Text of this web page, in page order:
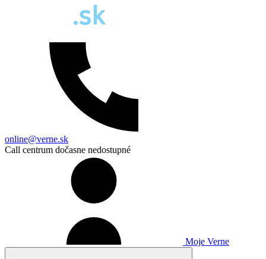
online@verne.sk
Call centrum dočasne nedostupné
Moje Verne